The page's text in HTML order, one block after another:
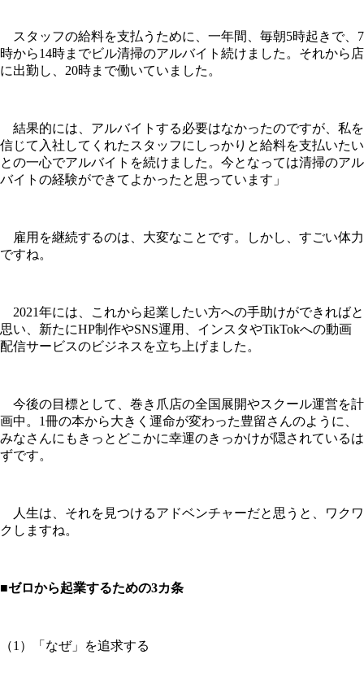
スタッフの給料を支払うために、一年間、毎朝5時起きで、7
時から14時までビル清掃のアルバイト続けました。それから店
に出勤し、20時まで働いていました。
結果的には、アルバイトする必要はなかったのですが、私を
信じて入社してくれたスタッフにしっかりと給料を支払いたい
との一心でアルバイトを続けました。今となっては清掃のアル
バイトの経験ができてよかったと思っています」
雇用を継続するのは、大変なことです。しかし、すごい体力
ですね。
2021年には、これから起業したい方への手助けができればと
思い、新たにHP制作やSNS運用、インスタやTikTokへの動画
配信サービスのビジネスを立ち上げました。
今後の目標として、巻き爪店の全国展開やスクール運営を計
画中。 1冊の本から大きく運命が変わった豊留さんのように、
みなさんにもきっとどこかに幸運のきっかけが隠されているは
ずです。
人生は、それを見つけるアドベンチャーだと思うと、ワクワ
クしますね。
■ゼロから起業するための3カ条
（1）「なぜ」を追求する